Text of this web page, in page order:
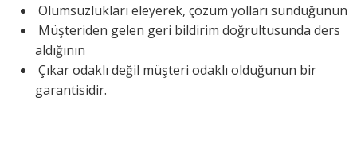
Olumsuzlukları eleyerek, çözüm yolları sunduğunun
Müşteriden gelen geri bildirim doğrultusunda ders
aldığının
Çıkar odaklı değil müşteri odaklı olduğunun bir
garantisidir.